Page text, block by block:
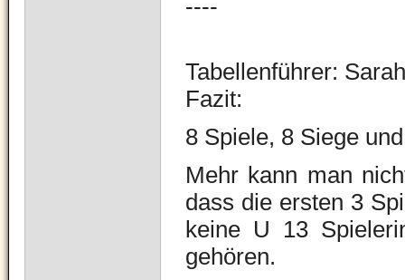
----
Tabellenführer:
Fazit:
8 Spiele, 8 Siege
Mehr kann man
dass die ersten 3
keine U 13
gehören.